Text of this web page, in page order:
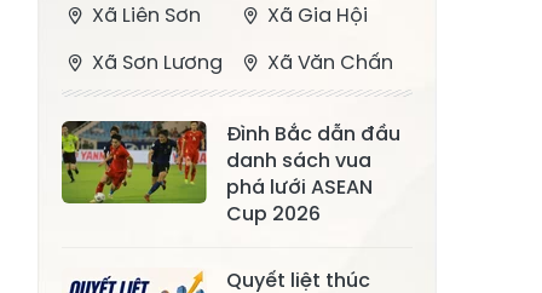
Xã Liên Sơn
Xã Gia Hội
Xã Sơn Lương
Xã Văn Chấn
Bằng La
Xã Chấn Thịnh
Xã Nghĩa Tâm
Xã Phong Dụ
Hạ
Đình Bắc dẫn đầu
danh sách vua
phá lưới ASEAN
Cup 2026
Quyết liệt thúc